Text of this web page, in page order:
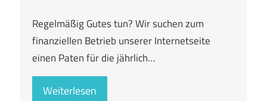
Regelmäßig Gutes tun? Wir suchen zum
finanziellen Betrieb unserer Internetseite
einen Paten für die jährlich…
Weiterlesen